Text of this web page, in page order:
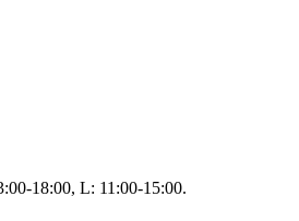
18:00, L: 11:00-15:00.